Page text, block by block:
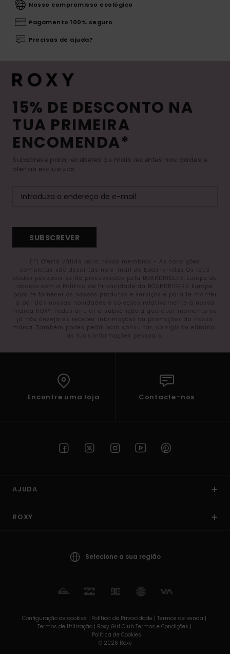
Nosso compromisso ecológico
Pagamento 100% seguro
Precisas de ajuda?
15% DE DESCONTO NA
TUA PRIMEIRA
ENCOMENDA*
Subscreve para receberes as mais recentes novidades e
ofertas exclusivas.
SUBSCREVER
(*) Oferta válida para novos membros - As condições
completas são descritas no e-mail de boas-vindas Os teus
dados pessoais serão processados pela BOARDRIDERS Europe de
acordo com a Política de Privacidade da BOARDRIDERS Europe
para te fornecer os nossos produtos e serviços e para te manter
a par das nossas novidades e coleções relativamente à nossa
marca ROXY. Podes anular a subscrição a qualquer momento se
já não desejares receber informações ou promoções da nossa
marca. Também podes pedir para consultar, corrigir ou eliminar
as tuas informações pessoais.
Encontre uma loja Contacte-nos
AJUDA
ROXY
Selecione a sua região
Configuração de cookies | Política de Privacidade | Termos de venda |
Termos de Utilizaçâo | Roxy Girl Club Termos e Condições |
Política de Cookies
© 2026 Roxy